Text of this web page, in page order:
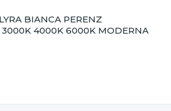
BIANCA PERENZ
4000K 6000K MODERNA